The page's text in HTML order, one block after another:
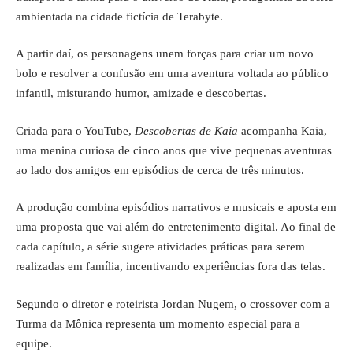
ambientada na cidade fictícia de Terabyte.
A partir daí, os personagens unem forças para criar um novo
bolo e resolver a confusão em uma aventura voltada ao público
infantil, misturando humor, amizade e descobertas.
Criada para o YouTube, Descobertas de Kaia acompanha Kaia,
uma menina curiosa de cinco anos que vive pequenas aventuras
ao lado dos amigos em episódios de cerca de três minutos.
A produção combina episódios narrativos e musicais e aposta em
uma proposta que vai além do entretenimento digital. Ao final de
cada capítulo, a série sugere atividades práticas para serem
realizadas em família, incentivando experiências fora das telas.
Segundo o diretor e roteirista Jordan Nugem, o crossover com a
Turma da Mônica representa um momento especial para a
equipe.